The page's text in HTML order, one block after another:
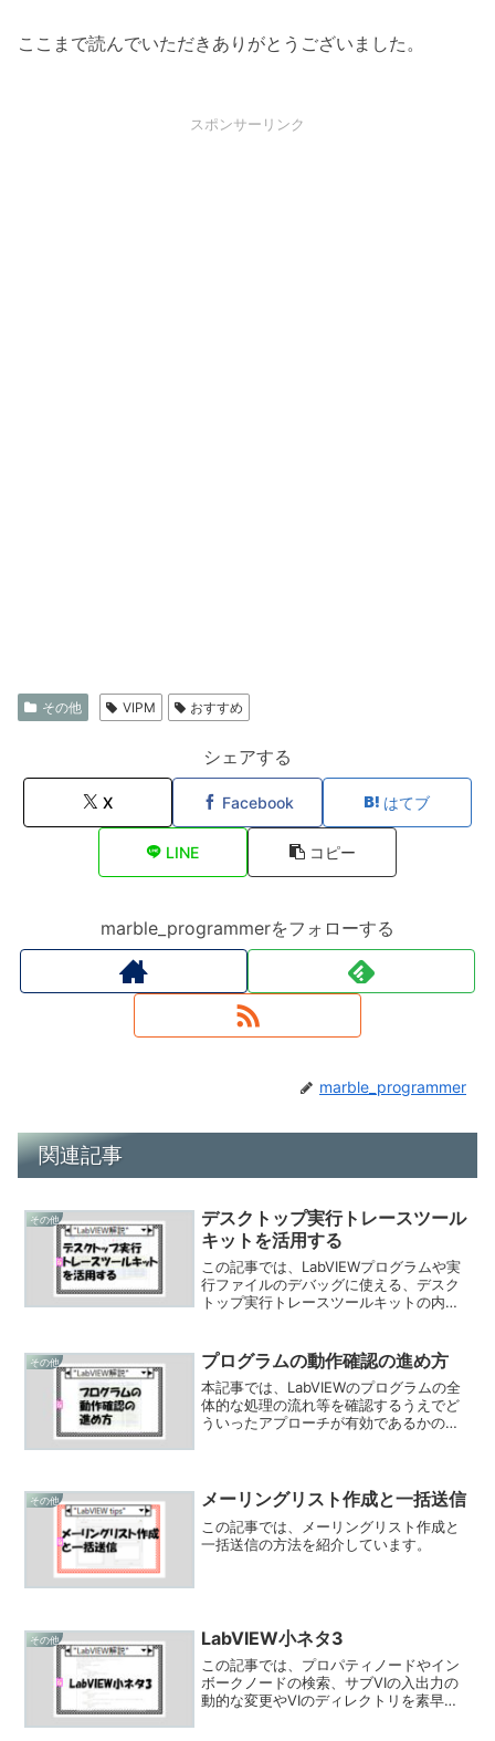
ここまで読んでいただきありがとうございました。
スポンサーリンク
その他 VIPM おすすめ
シェアする
X Facebook はてブ
LINE コピー
marble_programmerをフォローする
marble_programmer
関連記事
その他
デスクトップ実行トレースツール
キットを活用する
この記事では、LabVIEWプログラムや実
行ファイルのデバッグに使える、デスク
トップ実行トレースツールキットの内容
その他 プログラムの動作確認の進め方
本記事では、LabVIEWのプログラムの全
体的な処理の流れ等を確認するうえでど
ういったアプローチが有効であるかの例
その他 メーリングリスト作成と一括送信
この記事では、メーリングリスト作成と
一括送信の方法を紹介しています。
その他 LabVIEW小ネタ3
この記事では、プロパティノードやイン
ボークノードの検索、サブVIの入出力の
動的な変更やVIのディレクトリを素早く